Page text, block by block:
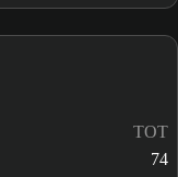
TOT
74